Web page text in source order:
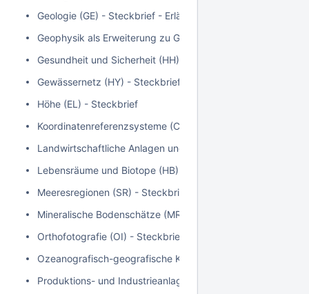
Geologie (GE) - Steckbrief - Erläuterungen zum Teilbereich
Geophysik als Erweiterung zu Geologie (GE) - Steckbrief
Gesundheit und Sicherheit (HH) - Steckbrief
Gewässernetz (HY) - Steckbrief
Höhe (EL) - Steckbrief
Koordinatenreferenzsysteme (CRS) - Steckbrief
Landwirtschaftliche Anlagen und Aquakulturanlagen (AF) -
Lebensräume und Biotope (HB) - Steckbrief
Meeresregionen (SR) - Steckbrief
Mineralische Bodenschätze (MR) - Steckbrief
Orthofotografie (OI) - Steckbrief
Ozeanografisch-geografische Kennwerte (OF) - Steckbrief
Produktions- und Industrieanlagen (PF) - Steckbrief